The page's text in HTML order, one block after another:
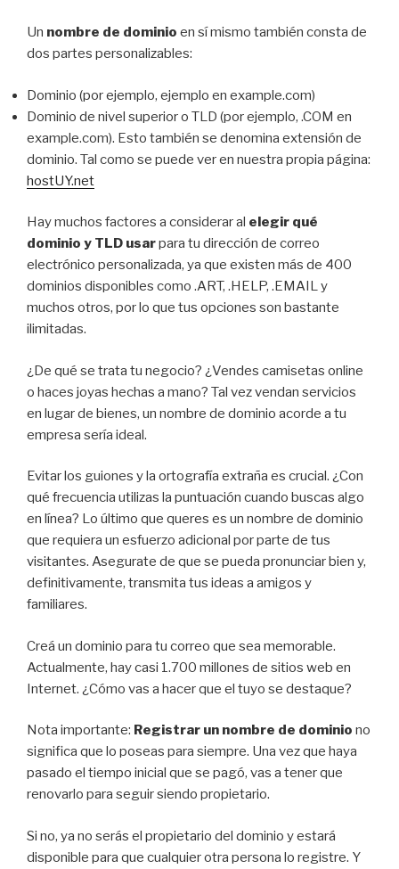
Un nombre de dominio en sí mismo también consta de
dos partes personalizables:
Dominio (por ejemplo, ejemplo en example.com)
Dominio de nivel superior o TLD (por ejemplo, .COM en
example.com). Esto también se denomina extensión de
dominio. Tal como se puede ver en nuestra propia página:
hostUY.net
Hay muchos factores a considerar al elegir qué
dominio y TLD usarpara tu dirección de correo
electrónico personalizada, ya que existen más de 400
dominios disponibles como .ART, .HELP, .EMAIL y
muchos otros, por lo que tus opciones son bastante
ilimitadas.
¿De qué se trata tu negocio? ¿Vendes camisetas online
o haces joyas hechas a mano? Tal vez vendan servicios
en lugar de bienes, un nombre de dominio acorde a tu
empresa sería ideal.
Evitar los guiones y la ortografía extraña es crucial. ¿Con
qué frecuencia utilizas la puntuación cuando buscas algo
en línea? Lo último que queres es un nombre de dominio
que requiera un esfuerzo adicional por parte de tus
visitantes. Asegurate de que se pueda pronunciar bien y,
definitivamente, transmita tus ideas a amigos y
familiares.
Creá un dominio para tu correo que sea memorable.
Actualmente, hay casi 1.700 millones de sitios web en
Internet. ¿Cómo vas a hacer que el tuyo se destaque?
Nota importante: Registrar un nombre de dominio no
significa que lo poseas para siempre. Una vez que haya
pasado el tiempo inicial que se pagó, vas a tener que
renovarlo para seguir siendo propietario.
Si no, ya no serás el propietario del dominio y estará
disponible para que cualquier otra persona lo registre. Y